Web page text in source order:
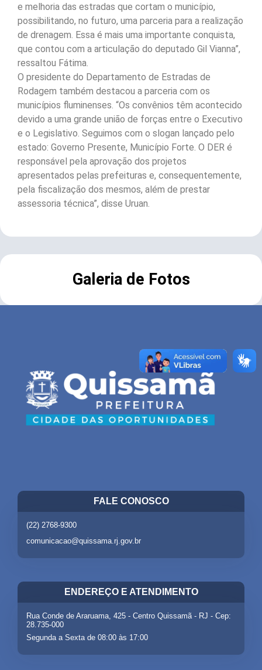
e melhoria das estradas que cortam o município,
possibilitando, no futuro, uma parceria para a realização
de drenagem. Essa é mais uma importante conquista,
que contou com a articulação do deputado Gil Vianna”,
ressaltou Fátima.
O presidente do Departamento de Estradas de
Rodagem também destacou a parceria com os
municípios fluminenses. “Os convênios têm acontecido
devido a uma grande união de forças entre o Executivo
e o Legislativo. Seguimos com o slogan lançado pelo
estado: Governo Presente, Município Forte. O DER é
responsável pela aprovação dos projetos
apresentados pelas prefeituras e, consequentemente,
pela fiscalização dos mesmos, além de prestar
assessoria técnica”, disse Uruan.
Galeria de Fotos
FALE CONOSCO
(22) 2768-9300
comunicacao@quissama.rj.gov.br
ENDEREÇO E ATENDIMENTO
Rua Conde de Araruama, 425 - Centro Quissamã - RJ - Cep:
28.735-000
Segunda a Sexta de 08:00 às 17:00